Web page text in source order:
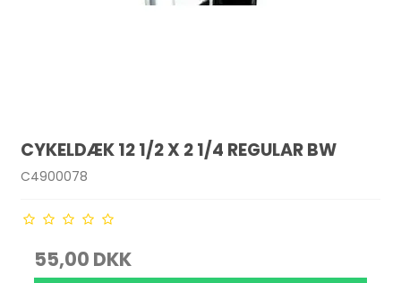
CYKELDÆK 12 1/2 X 2 1/4 REGULAR BW
C4900078
55,00 DKK